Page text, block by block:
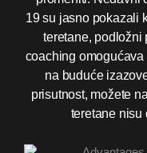
19 su jasno pokazali
teretane, podložni
coaching
na buduće
prisutnost, možete
teretane nisu